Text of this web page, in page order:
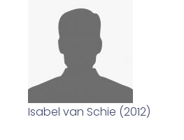
Isabel van Schie (2012)